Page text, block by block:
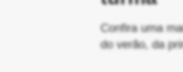
Confira uma
do verão, da